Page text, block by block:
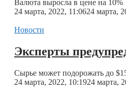
Валюта выросла в цене на 10%
24 марта, 2022, 11:0624 марта,
Новости
Эксперты
Сырье может подорожать до
24 марта, 2022, 10:1924 марта,